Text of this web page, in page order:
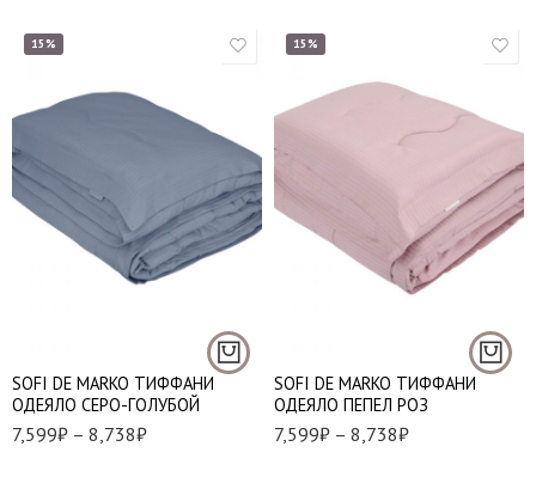
15%
SOFI DE MARKO ТИФФАНИ
ОДЕЯЛО СЕРО-ГОЛУБОЙ
7,599₽ – 8,738₽
1,5 (155*220 см.)
15%
SOFI DE MARKO ТИФФАНИ
ОДЕЯЛО ПЕПЕЛ РОЗ
7,599₽ – 8,738₽
1,5 (155*220 см.)